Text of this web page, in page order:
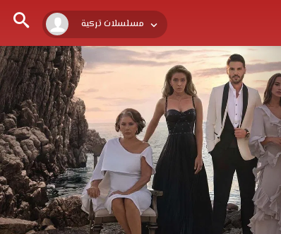
مسلسلات تركية